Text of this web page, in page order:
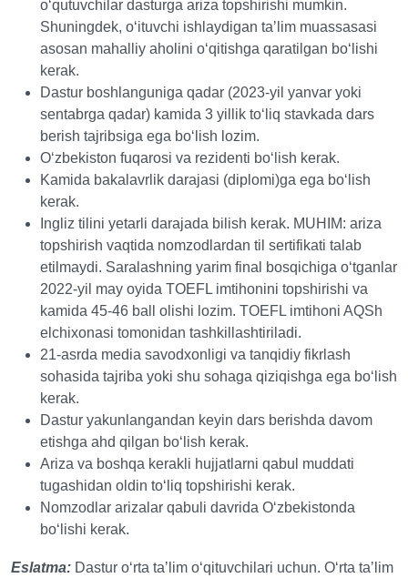
oʻqutuvchilar dasturga ariza topshirishi mumkin.
Shuningdek, oʻituvchi ishlaydigan taʼlim muassasasi
asosan mahalliy aholini oʻqitishga qaratilgan boʻlishi
kerak.
Dastur boshlanguniga qadar (2023-yil yanvar yoki
sentabrga qadar) kamida 3 yillik toʻliq stavkada dars
berish tajribsiga ega boʻlish lozim.
Oʻzbekiston fuqarosi va rezidenti boʻlish kerak.
Kamida bakalavrlik darajasi (diplomi)ga ega boʻlish
kerak.
Ingliz tilini yetarli darajada bilish kerak. MUHIM: ariza
topshirish vaqtida nomzodlardan til sertifikati talab
etilmaydi. Saralashning yarim final bosqichiga oʻtganlar
2022-yil may oyida TOEFL imtihonini topshirishi va
kamida 45-46 ball olishi lozim. TOEFL imtihoni AQSh
elchixonasi tomonidan tashkillashtiriladi.
21-asrda media savodxonligi va tanqidiy fikrlash
sohasida tajriba yoki shu sohaga qiziqishga ega boʻlish
kerak.
Dastur yakunlangandan keyin dars berishda davom
etishga ahd qilgan boʻlish kerak.
Ariza va boshqa kerakli hujjatlarni qabul muddati
tugashidan oldin toʻliq topshirishi kerak.
Nomzodlar arizalar qabuli davrida Oʻzbekistonda
boʻlishi kerak.
Eslatma: Dastur oʻrta taʼlim oʻqituvchilari uchun. Oʻrta taʼlim